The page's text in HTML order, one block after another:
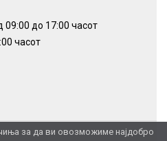
за да ви овозможиме најдобро
09:00 до 17:00 часот
часот